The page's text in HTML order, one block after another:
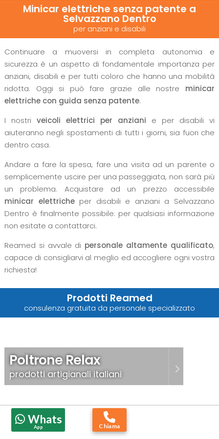
Minicar elettriche senza patente a
Selvazzano Dentro
per anziani e disabili
Continuare a muoversi in completa autonomia e
sicurezza è un aspetto di fondamentale importanza per
anziani, disabili e per tutti coloro che hanno una mobilità
ridotta. Oggi si può fare grazie alle nostre minicar
elettriche con guida senza patente.
I nostri veicoli elettrici per anziani e per disabili vi
aiuteranno negli spostamenti di tutti i giorni, sia fuori che
dentro casa.
Andare a fare la spesa, fare una visita ad un parente o
semplicemente uscire per una passeggiata, non sarà più
un problema. Acquistare ad un prezzo accessibile
minicar elettricheper disabili e anziani a Selvazzano
Dentro è finalmente possibile: per qualsiasi informazione
non esitate a contattarci.
Reamed si avvale di personale altamente qualificato,
capace di consigliarvi al meglio ed accogliere ogni vostra
richiesta!
Prodotti Reamed
consulenza gratuita da personale specializzato
Poltrone Relax
prodotti artigianali italiani
Whats
App Chiama